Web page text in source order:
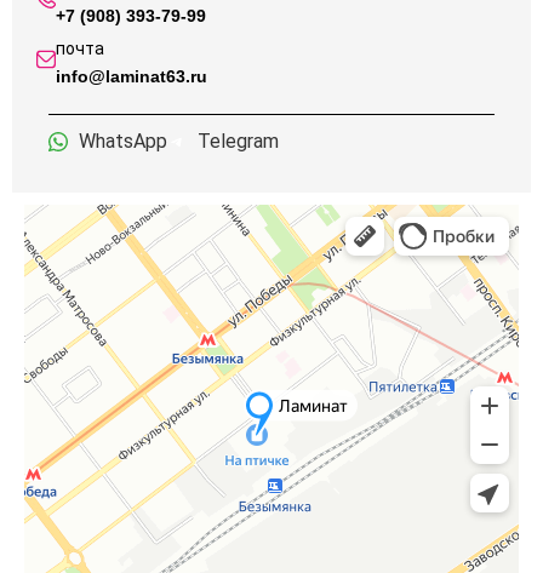
+7 (908) 393-79-99
почта
info@laminat63.ru
WhatsApp Telegram